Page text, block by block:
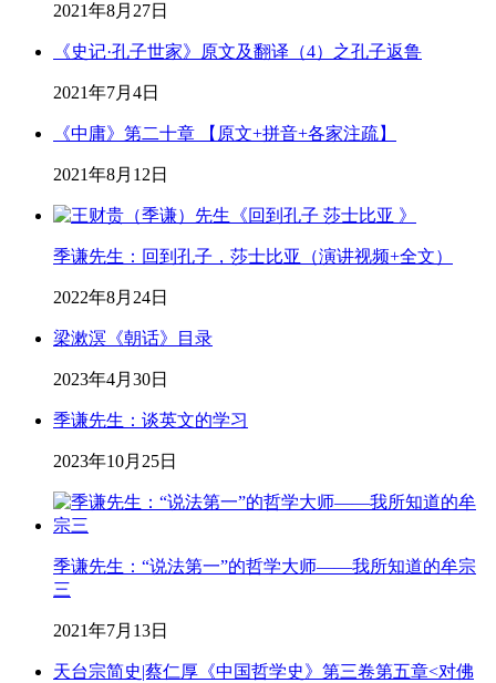
2021年8月27日
《史记·孔子世家》原文及翻译（4）之孔子返鲁
2021年7月4日
《中庸》第二十章 【原文+拼音+各家注疏】
2021年8月12日
季谦先生：回到孔子，莎士比亚（演讲视频+全文）
2022年8月24日
梁漱溟《朝话》目录
2023年4月30日
季谦先生：谈英文的学习
2023年10月25日
季谦先生：“说法第一”的哲学大师——我所知道的牟宗
三
2021年7月13日
天台宗简史|蔡仁厚《中国哲学史》第三卷第五章<对佛